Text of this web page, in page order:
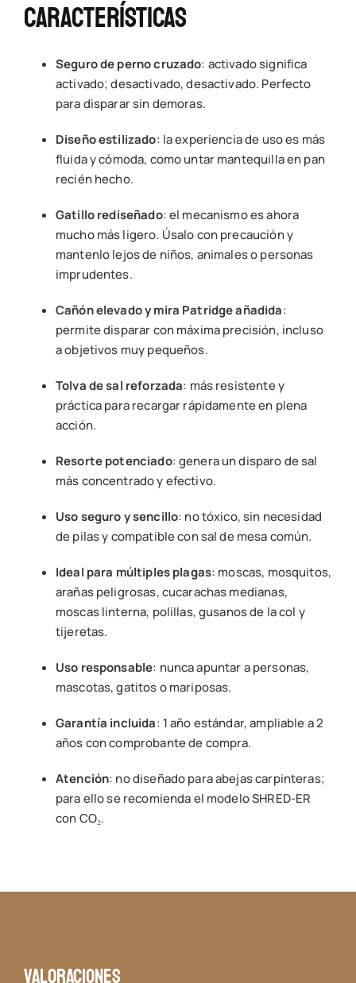
Características
Seguro de perno cruzado: activado significa
activado; desactivado, desactivado. Perfecto
para disparar sin demoras.
Diseño estilizado: la experiencia de uso es más
fluida y cómoda, como untar mantequilla en pan
recién hecho.
Gatillo rediseñado: el mecanismo es ahora
mucho más ligero. Úsalo con precaución y
mantenlo lejos de niños, animales o personas
imprudentes.
Cañón elevado y mira Patridge añadida:
permite disparar con máxima precisión, incluso
a objetivos muy pequeños.
Tolva de sal reforzada: más resistente y
práctica para recargar rápidamente en plena
acción.
Resorte potenciado: genera un disparo de sal
más concentrado y efectivo.
Uso seguro y sencillo: no tóxico, sin necesidad
de pilas y compatible con sal de mesa común.
Ideal para múltiples plagas: moscas, mosquitos,
arañas peligrosas, cucarachas medianas,
moscas linterna, polillas, gusanos de la col y
tijeretas.
Uso responsable: nunca apuntar a personas,
mascotas, gatitos o mariposas.
Garantía incluida: 1 año estándar, ampliable a 2
años con comprobante de compra.
Atención: no diseñado para abejas carpinteras;
para ello se recomienda el modelo SHRED-ER
con CO₂.
Valoraciones